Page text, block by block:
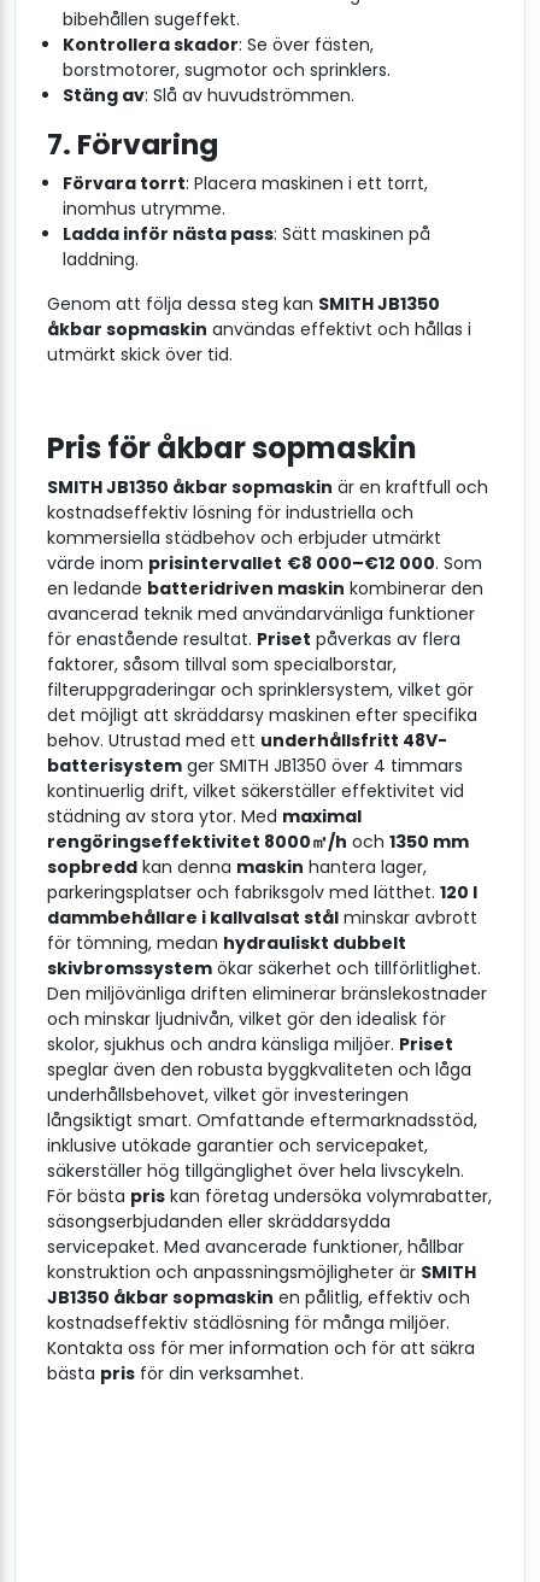
bibehållen sugeffekt.
Kontrollera skador: Se över fästen,
borstmotorer, sugmotor och sprinklers.
Stäng av: Slå av huvudströmmen.
7. Förvaring
Förvara torrt: Placera maskinen i ett torrt,
inomhus utrymme.
Ladda inför nästa pass: Sätt maskinen på
laddning.
Genom att följa dessa steg kan SMITH JB1350
åkbar sopmaskin användas effektivt och hållas i
utmärkt skick över tid.
Pris för åkbar sopmaskin
SMITH JB1350 åkbar sopmaskin är en kraftfull och
kostnadseffektiv lösning för industriella och
kommersiella städbehov och erbjuder utmärkt
värde inom prisintervallet €8 000–€12 000. Som
en ledande batteridriven maskin kombinerar den
avancerad teknik med användarvänliga funktioner
för enastående resultat. Priset påverkas av flera
faktorer, såsom tillval som specialborstar,
filteruppgraderingar och sprinklersystem, vilket gör
det möjligt att skräddarsy maskinen efter specifika
behov. Utrustad med ett underhållsfritt 48V-
batterisystem ger SMITH JB1350 över 4 timmars
kontinuerlig drift, vilket säkerställer effektivitet vid
städning av stora ytor. Med maximal
rengöringseffektivitet 8000㎡/h och 1350 mm
sopbredd kan denna maskin hantera lager,
parkeringsplatser och fabriksgolv med lätthet. 120 l
dammbehållare i kallvalsat stål minskar avbrott
för tömning, medan hydrauliskt dubbelt
skivbromssystem ökar säkerhet och tillförlitlighet.
Den miljövänliga driften eliminerar bränslekostnader
och minskar ljudnivån, vilket gör den idealisk för
skolor, sjukhus och andra känsliga miljöer. Priset
speglar även den robusta byggkvaliteten och låga
underhållsbehovet, vilket gör investeringen
långsiktigt smart. Omfattande eftermarknadsstöd,
inklusive utökade garantier och servicepaket,
säkerställer hög tillgänglighet över hela livscykeln.
För bästa pris kan företag undersöka volymrabatter,
säsongserbjudanden eller skräddarsydda
servicepaket. Med avancerade funktioner, hållbar
konstruktion och anpassningsmöjligheter är SMITH
JB1350 åkbar sopmaskin en pålitlig, effektiv och
kostnadseffektiv städlösning för många miljöer.
Kontakta oss för mer information och för att säkra
bästa pris för din verksamhet.